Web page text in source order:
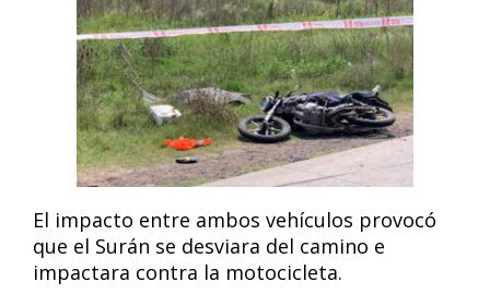
El impacto entre ambos vehículos provocó
que el Surán se desviara del camino e
impactara contra la motocicleta.